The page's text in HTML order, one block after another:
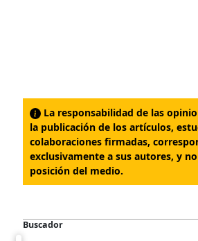
La responsabilidad de las
la publicación de los artículos,
colaboraciones firmadas,
exclusivamente a sus autores, y
posición del medio.
Buscador